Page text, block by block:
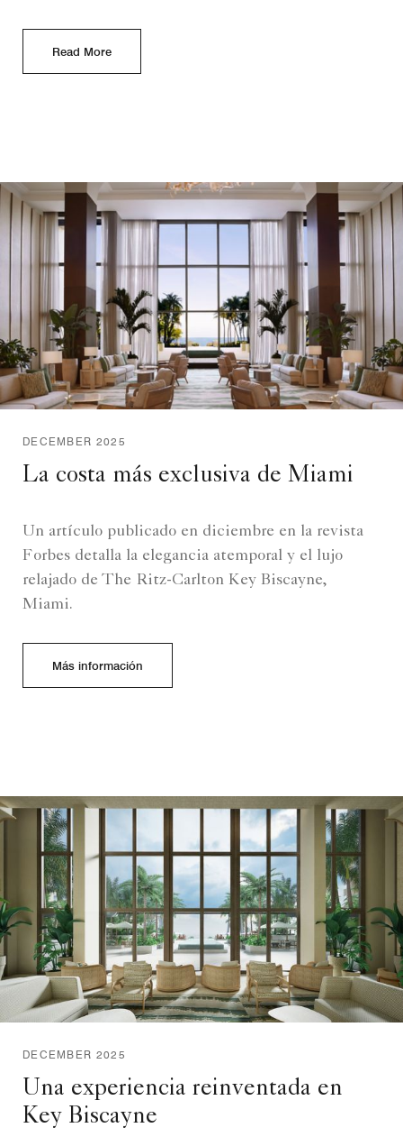
Read More
DECEMBER 2025
La costa más exclusiva de Miami
Un artículo publicado en diciembre en la revista
Forbes detalla la elegancia atemporal y el lujo
relajado de The Ritz-Carlton Key Biscayne,
Miami.
Más información
DECEMBER 2025
Una experiencia reinventada en
Key Biscayne